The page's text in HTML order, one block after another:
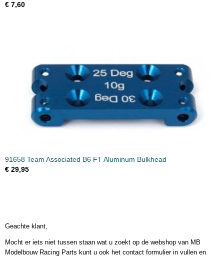
€ 7,60
91658 Team Associated B6 FT Aluminum Bulkhead
€ 29,95
Geachte klant,
Mocht er iets niet tussen staan wat u zoekt op de webshop van MB
Modelbouw Racing Parts kunt u ook het contact formulier in vullen en